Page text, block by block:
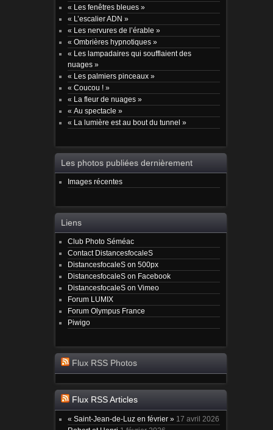
« Les fenêtres bleues »
« L’escalier ADN »
« Les nervures de l’érable »
« Ombrières hypnotiques »
« Les lampadaires qui soufflaient des
nuages »
« Les palmiers pinceaux »
« Coucou ! »
« La fleur de nuages »
« Au spectacle »
« La lumière est au bout du tunnel »
Les photos publiées dernièrement
Images récentes
Liens
Club Photo Séméac
Contact DistancesfocaleS
DistancesfocaleS on 500px
DistancesfocaleS on Facebook
DistancesfocaleS on Vimeo
Forum LUMIX
Forum Olympus France
Piwigo
Flux RSS Photos
Flux RSS Articles
« Saint-Jean-de-Luz en février » 17 avril 2026